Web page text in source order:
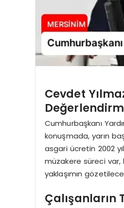
Cevdet
Cumhurbaşkanı
konuşmada, yarın
asgari ücretin 2002
müzakere süreci var,
yaklaşımın
Çalışanların